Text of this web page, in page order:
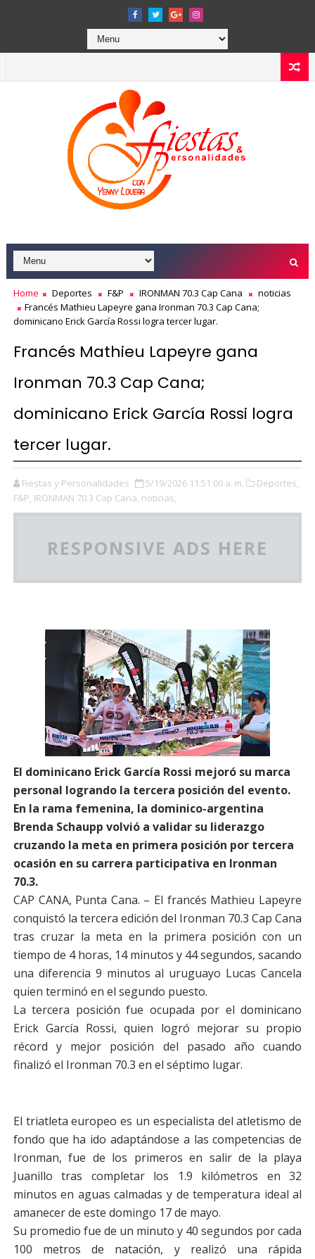
Home Deportes F&P IRONMAN 70.3 Cap Cana
noticias
Francés Mathieu Lapeyre gana Ironman 70.3 Cap Cana;
dominicano Erick García Rossi logra tercer lugar.
Francés Mathieu Lapeyre gana
Ironman 70.3 Cap Cana;
dominicano Erick García Rossi logra
tercer lugar.
Fiestas y Personalidades 5/19/2026 11:51:00 a. m.
Deportes,
F&P, IRONMAN 70.3 Cap Cana, noticias,
RESPONSIVE ADS HERE
El dominicano Erick García Rossi mejoró su marca
personal logrando la tercera posición del evento.
En la rama femenina, la dominico-argentina
Brenda Schaupp volvió a validar su liderazgo
cruzando la meta en primera posición por tercera
ocasión en su carrera participativa en Ironman
70.3.
CAP CANA, Punta Cana. – El francés Mathieu Lapeyre
conquistó la tercera edición del Ironman 70.3 Cap Cana
tras cruzar la meta en la primera posición con un
tiempo de 4 horas, 14 minutos y 44 segundos, sacando
una diferencia 9 minutos al uruguayo Lucas Cancela
quien terminó en el segundo puesto.
La tercera posición fue ocupada por el dominicano
Erick García Rossi, quien logró mejorar su propio
récord y mejor posición del pasado año cuando
finalizó el Ironman 70.3 en el séptimo lugar.
El triatleta europeo es un especialista del atletismo de
fondo que ha ido adaptándose a las competencias de
Ironman, fue de los primeros en salir de la playa
Juanillo tras completar los 1.9 kilómetros en 32
minutos en aguas calmadas y de temperatura ideal al
amanecer de este domingo 17 de mayo.
Su promedio fue de un minuto y 40 segundos por cada
100 metros de natación, y realizó una rápida